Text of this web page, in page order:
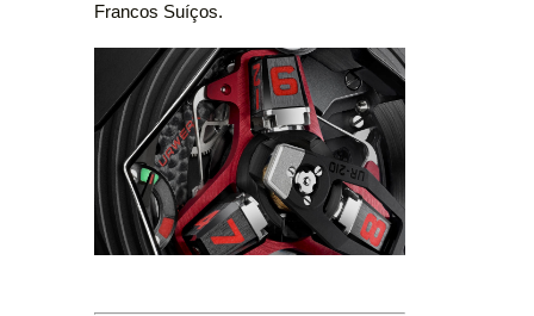
Francos Suíços.